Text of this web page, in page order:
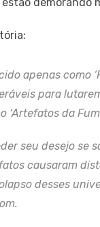
apenas como
​​para
da
seu desejo se
causaram
desses